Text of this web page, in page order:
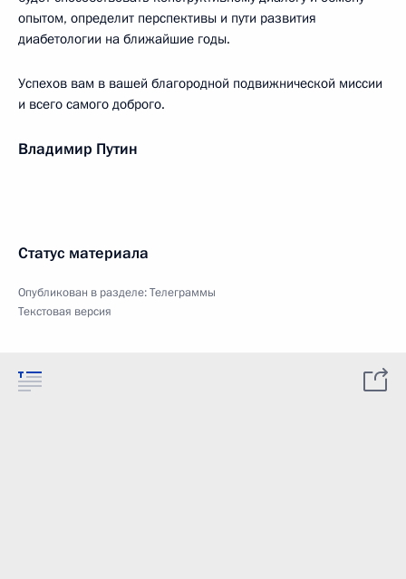
опытом, определит перспективы и пути развития
диабетологии на ближайшие годы.
Успехов вам в вашей благородной подвижнической миссии
и всего самого доброго.
Владимир Путин
Статус материала
Опубликован в разделе:Телеграммы
Текстовая версия